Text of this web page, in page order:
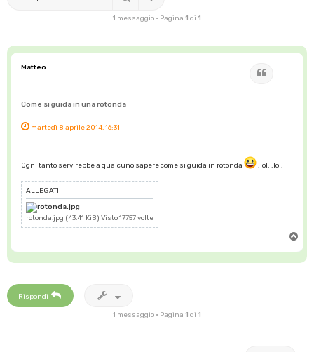
1 messaggio • Pagina 1 di 1
Matteo
Come si guida in una rotonda
martedì 8 aprile 2014, 16:31
Ogni tanto servirebbe a qualcuno sapere come si guida in rotonda :lol: :lol:
ALLEGATI
rotonda.jpg (43.41 KiB) Visto 17757 volte
p
Rispondi
1 messaggio • Pagina 1 di 1